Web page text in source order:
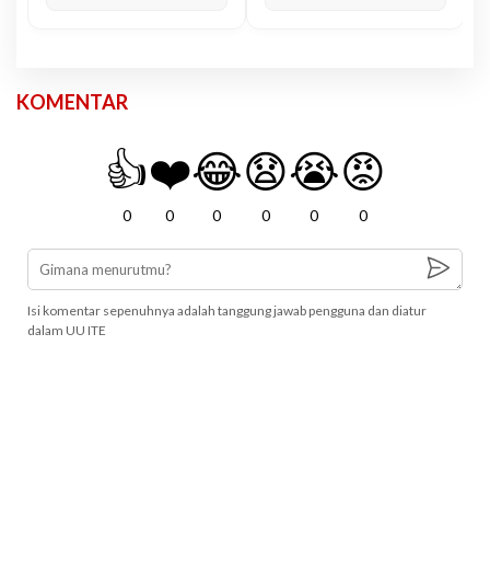
KOMENTAR
👍
0
❤️
0
😂
0
😧
0
😭
0
😡
0
Isi komentar sepenuhnya adalah tanggung jawab pengguna dan diatur
dalam UU ITE